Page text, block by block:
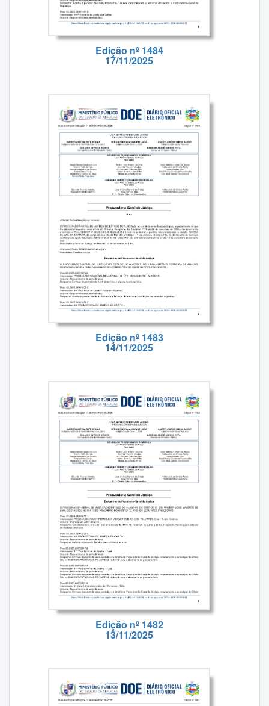
Edição nº 1484
17/11/2025
Edição nº 1483
14/11/2025
Edição nº 1482
13/11/2025